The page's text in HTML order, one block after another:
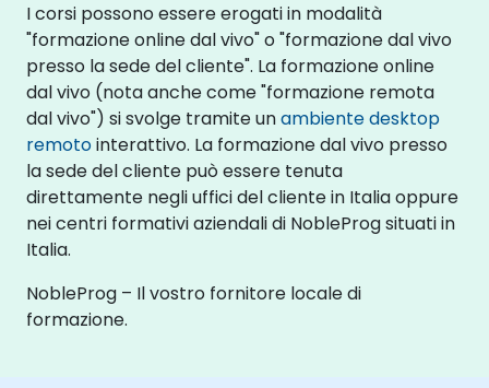
I corsi possono essere erogati in modalità
"formazione online dal vivo" o "formazione dal vivo
presso la sede del cliente". La formazione online
dal vivo (nota anche come "formazione remota
dal vivo") si svolge tramite unambiente desktop
remotointerattivo. La formazione dal vivo presso
la sede del cliente può essere tenuta
direttamente negli uffici del cliente in Italia oppure
nei centri formativi aziendali di NobleProg situati in
Italia.
NobleProg – Il vostro fornitore locale di
formazione.